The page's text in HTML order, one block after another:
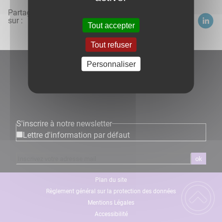
Partagez
sur :
S'inscrire à notre newsletter
Lettre d'information par défaut
ok
Plan du site
Règlement général sur la protection des données
Mentions Légales
Accessibilité
Tout accepter
Tout refuser
Personnaliser